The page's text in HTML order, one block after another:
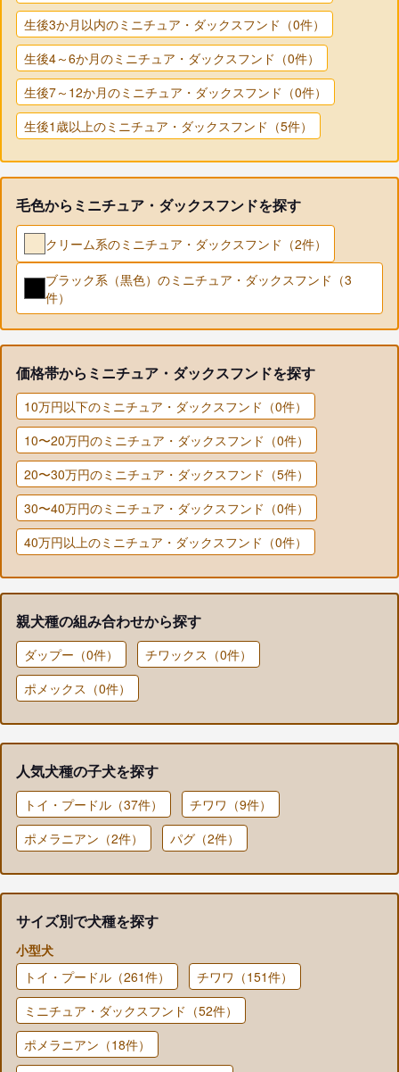
生後3か月以内のミニチュア・ダックスフンド（0件）
生後4～6か月のミニチュア・ダックスフンド（0件）
生後7～12か月のミニチュア・ダックスフンド（0件）
生後1歳以上のミニチュア・ダックスフンド（5件）
毛色からミニチュア・ダックスフンドを探す
クリーム系のミニチュア・ダックスフンド（2件）
ブラック系（黒色）のミニチュア・ダックスフンド（3
件）
価格帯からミニチュア・ダックスフンドを探す
10万円以下のミニチュア・ダックスフンド（0件）
10〜20万円のミニチュア・ダックスフンド（0件）
20〜30万円のミニチュア・ダックスフンド（5件）
30〜40万円のミニチュア・ダックスフンド（0件）
40万円以上のミニチュア・ダックスフンド（0件）
親犬種の組み合わせから探す
ダップー（0件）
チワックス（0件）
ポメックス（0件）
人気犬種の子犬を探す
トイ・プードル（37件）
チワワ（9件）
ポメラニアン（2件）
パグ（2件）
サイズ別で犬種を探す
小型犬
トイ・プードル（261件）
チワワ（151件）
ミニチュア・ダックスフンド（52件）
ポメラニアン（18件）